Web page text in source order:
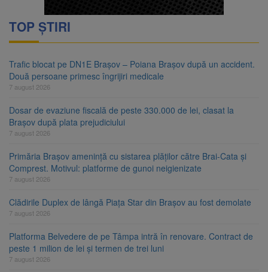
TOP ȘTIRI
Trafic blocat pe DN1E Brașov – Poiana Brașov după un accident.
Două persoane primesc îngrijiri medicale
7 august 2026
Dosar de evaziune fiscală de peste 330.000 de lei, clasat la
Brașov după plata prejudiciului
7 august 2026
Primăria Brașov amenință cu sistarea plăților către Brai-Cata și
Comprest. Motivul: platforme de gunoi neigienizate
7 august 2026
Clădirile Duplex de lângă Piața Star din Brașov au fost demolate
7 august 2026
Platforma Belvedere de pe Tâmpa intră în renovare. Contract de
peste 1 milion de lei și termen de trei luni
7 august 2026